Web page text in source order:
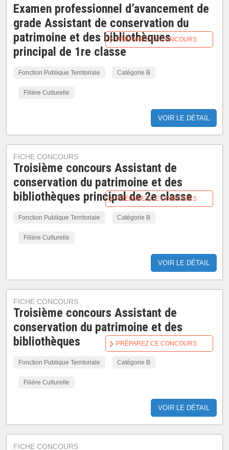
Examen professionnel d’avancement de
grade Assistant de conservation du
patrimoine et des bibliothèques
principal de 1re classe
Fonction Publique Territoriale Catégorie B
Filière Culturelle
VOIR LE DÉTAIL
PRÉPAREZ CE CONCOURS
FICHE CONCOURS
Troisième concours Assistant de
conservation du patrimoine et des
bibliothèques principal de 2e classe
Fonction Publique Territoriale Catégorie B
Filière Culturelle
VOIR LE DÉTAIL
PRÉPAREZ CE CONCOURS
FICHE CONCOURS
Troisième concours Assistant de
conservation du patrimoine et des
bibliothèques
Fonction Publique Territoriale Catégorie B
Filière Culturelle
VOIR LE DÉTAIL
PRÉPAREZ CE CONCOURS
FICHE CONCOURS